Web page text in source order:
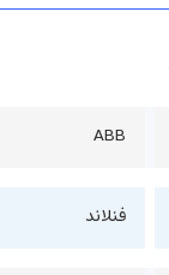
ABB
فنلاند